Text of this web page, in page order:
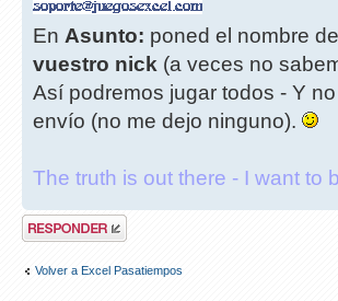
En Asunto: poned el nombre
vuestro nick (a veces no
Así podremos jugar todos - Y
envío (no me dejo ninguno).
The truth is out there - I want to
Publicar una
respuesta
Volver a Excel Pasatiempos